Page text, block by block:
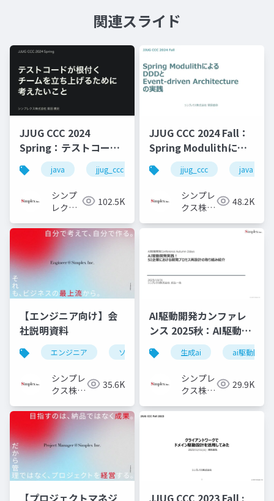
関連スライド
JJUG CCC 2024
Spring：テストコード
が根付くチームを立ち
上げるために考えたい
java jjug_ccc
シンプ
レクス
社
102.5K
JJUG CCC 2024 Fall：
Spring Modulithによ
るDDDとEvent-driven
Architectureの実践
jjug_ccc java
シンプレ
クス株式
48.2K
【エンジニア向け】会
社説明資料
エンジニア ソフトウェアエンジニア フロントエ
シンプレ
クス株式
35.6K
AI駆動開発カンファレ
ンス 2025秋：AI駆動開
発実践！ SI企業におけ
る開発プロセス再設計
の取り組み紹介
生成ai ai駆動開発
シンプレ
クス株式
29.9K